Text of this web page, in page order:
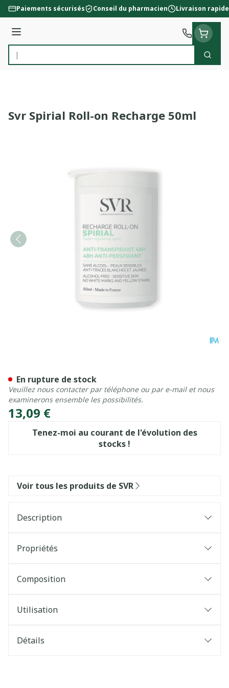
Aller au contenu
Paiements sécurisés Conseil du pharmacien Livraison rapide
Menu
Rechercher
Svr Spirial Roll-on Recharge 50ml
13,09 €
Tenez-moi au courant de l'évolution des
stocks !
En rupture de stock
Veuillez nous contacter par téléphone ou par e-mail et nous
examinerons ensemble les possibilités.
Voir tous les produits de SVR
Description
Propriétés
Composition
Utilisation
Détails